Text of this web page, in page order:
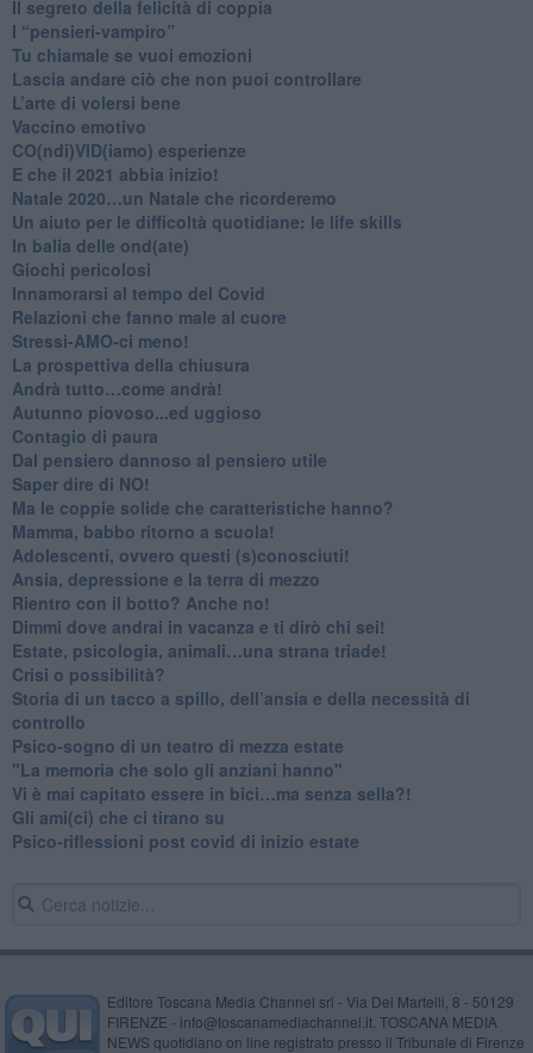
Il segreto della felicità di coppia
​I “pensieri-vampiro”
​Tu chiamale se vuoi emozioni
​Lascia andare ciò che non puoi controllare
L’arte di volersi bene
​Vaccino emotivo
CO(ndi)VID(iamo) esperienze
​E che il 2021 abbia inizio!
​Natale 2020…un Natale che ricorderemo
Un aiuto per le difficoltà quotidiane: le life skills
​In balia delle ond(ate)
Giochi pericolosi
Innamorarsi al tempo del Covid
​Relazioni che fanno male al cuore
​Stressi-AMO-ci meno!
​La prospettiva della chiusura
​Andrà tutto…come andrà!
Autunno piovoso...ed uggioso
​Contagio di paura
​Dal pensiero dannoso al pensiero utile
​Saper dire di NO!
​Ma le coppie solide che caratteristiche hanno?
​Mamma, babbo ritorno a scuola!
Adolescenti, ovvero questi (s)conosciuti!
Ansia, depressione e la terra di mezzo
​Rientro con il botto? Anche no!
Dimmi dove andrai in vacanza e ti dirò chi sei!
​Estate, psicologia, animali…una strana triade!
​Crisi o possibilità?
​Storia di un tacco a spillo, dell’ansia e della necessità di
controllo
​Psico-sogno di un teatro di mezza estate
"La memoria che solo gli anziani hanno"
​Vi è mai capitato essere in bici…ma senza sella?!
​Gli ami(ci) che ci tirano su
Psico-riflessioni post covid di inizio estate
Editore Toscana Media Channel srl - Via Dei Martelli, 8 - 50129
FIRENZE - info@toscanamediachannel.it. TOSCANA MEDIA
NEWS quotidiano on line registrato presso il Tribunale di Firenze